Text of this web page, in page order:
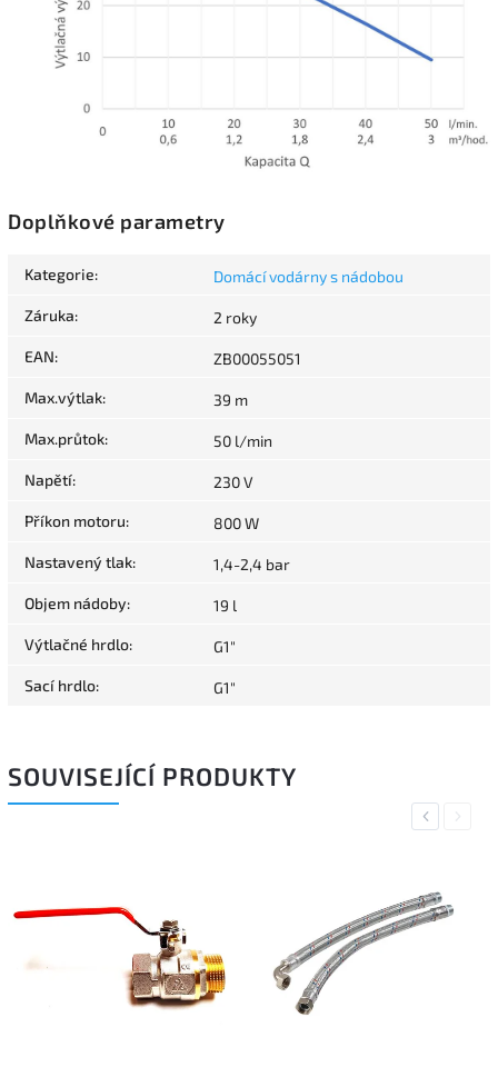
Doplňkové parametry
Kategorie: Domácí vodárny s nádobou
Záruka: 2 roky
EAN: ZB00055051
Max.výtlak: 39 m
Max.průtok: 50 l/min
Napětí: 230 V
Příkon motoru: 800 W
Nastavený tlak: 1,4-2,4 bar
Objem nádoby: 19 l
Výtlačné hrdlo: G1"
Sací hrdlo: G1"
SOUVISEJÍCÍ PRODUKTY
PreviousNext